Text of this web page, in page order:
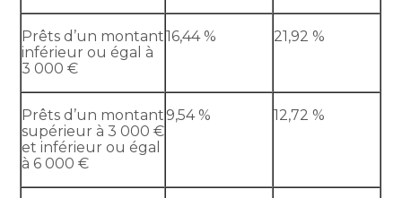
Prêts d’un montant
inférieur ou égal à
3 000 €
16,44 % 21,92 %
Prêts d’un montant
supérieur à 3 000 €
et inférieur ou égal
à 6 000 €
9,54 % 12,72 %